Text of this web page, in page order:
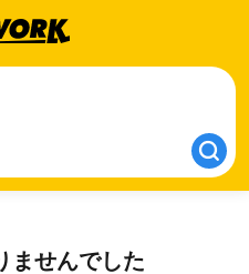
ませんでした